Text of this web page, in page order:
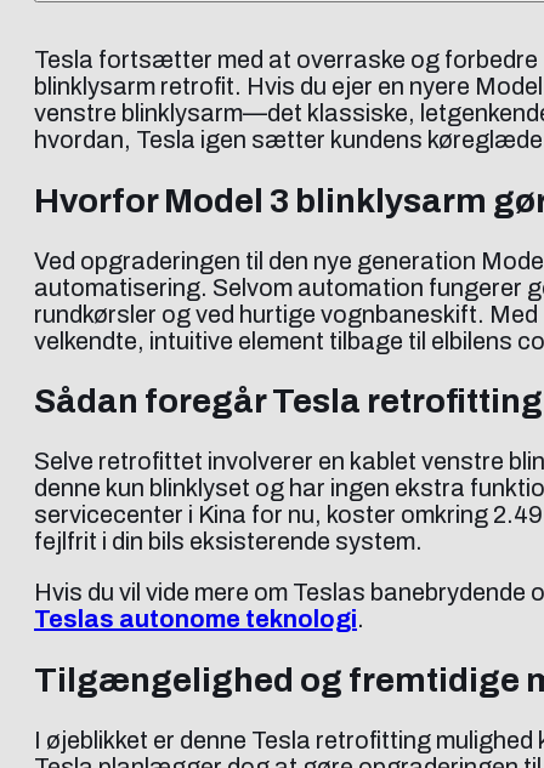
Tesla fortsætter med at overraske og forbedre
blinklysarm retrofit. Hvis du ejer en nyere
venstre blinklysarm—det klassiske,
hvordan, Tesla igen sætter kundens
Hvorfor Model 3 blinklysarm
Ved opgraderingen til den nye generation
automatisering. Selvom automation fungerer
rundkørsler og ved hurtige vognbaneskift.
velkendte, intuitive element tilbage til elbilens
Sådan foregår Tesla
Selve retrofittet involverer en kablet venstre
denne kun blinklyset og har ingen ekstra
servicecenter i Kina for nu, koster omkring
fejlfrit i din bils eksisterende system.
Hvis du vil vide mere om Teslas
Teslas autonome teknologi.
Tilgængelighed og fremtidige
I øjeblikket er denne Tesla retrofitting